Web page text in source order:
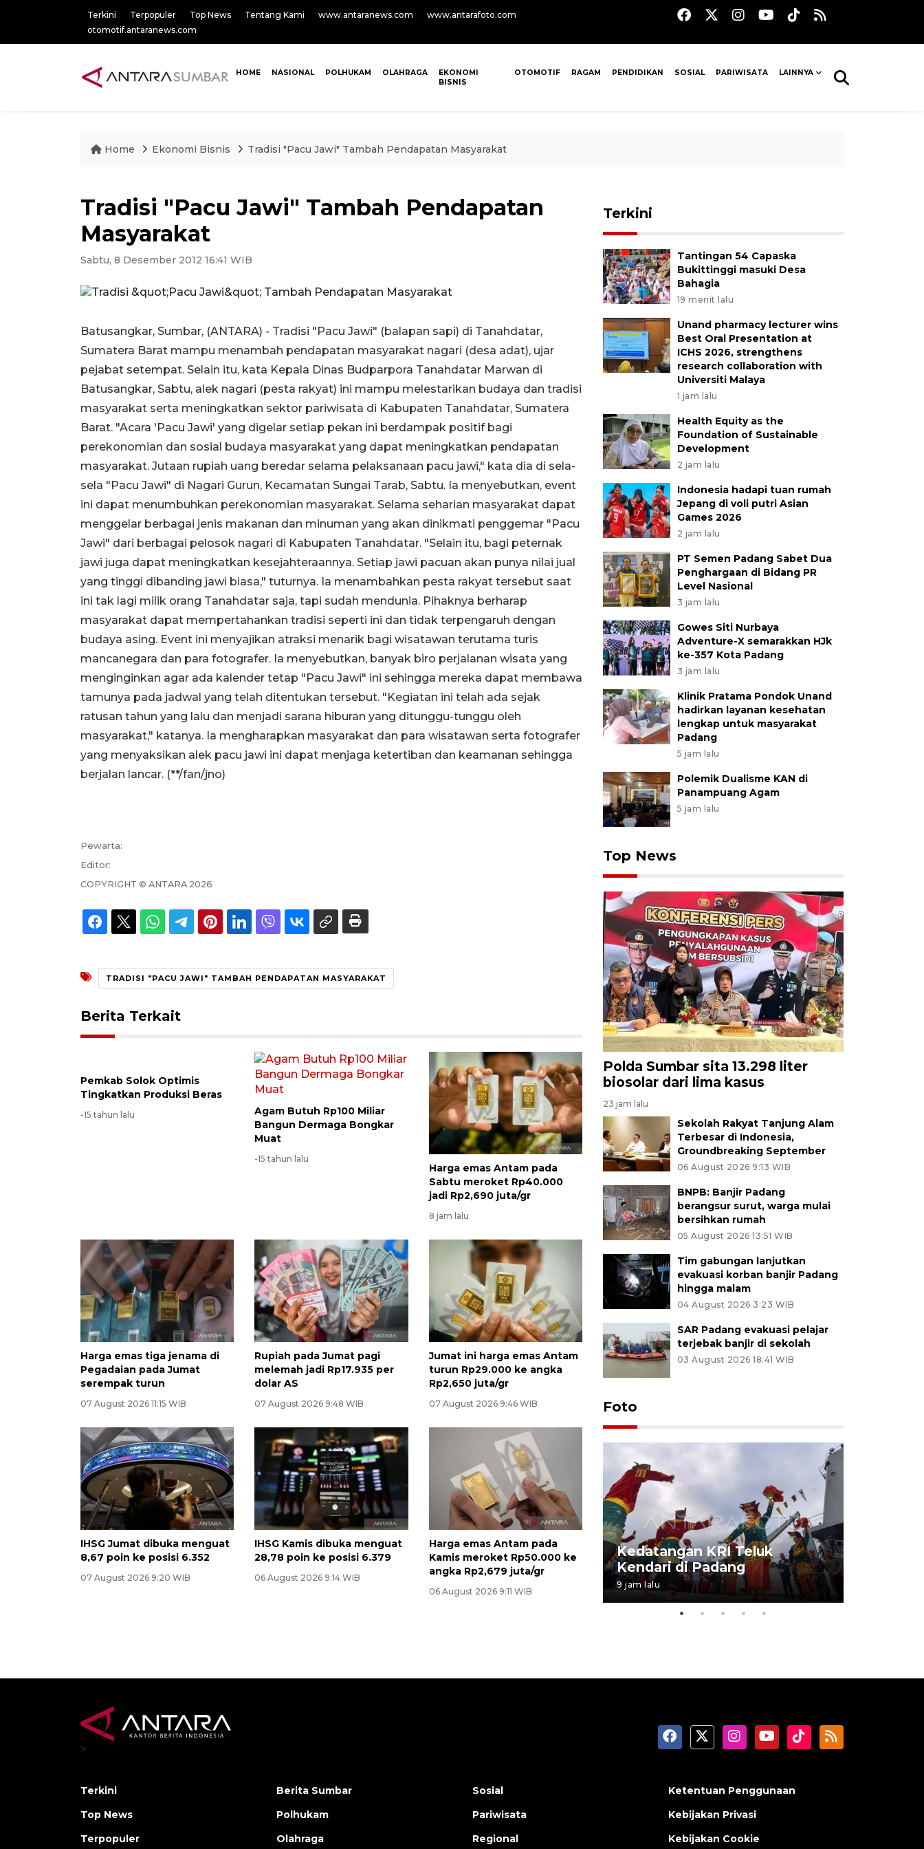
Terkini Terpopuler Top News Tentang Kami www.antaranews.com
www.antarafoto.com
otomotif.antaranews.com
HOME NASIONAL POLHUKAM OLAHRAGA
EKONOMI
BISNIS
OTOMOTIF RAGAM PENDIDIKAN SOSIAL PARIWISATA LAINNYA
Home Ekonomi Bisnis Tradisi "Pacu Jawi" Tambah Pendapatan Masyarakat
Tradisi "Pacu Jawi" Tambah Pendapatan
Masyarakat
Sabtu, 8 Desember 2012 16:41 WIB
Batusangkar, Sumbar, (ANTARA) - Tradisi "Pacu Jawi" (balapan sapi) di Tanahdatar,
Sumatera Barat mampu menambah pendapatan masyarakat nagari (desa adat), ujar
pejabat setempat. Selain itu, kata Kepala Dinas Budparpora Tanahdatar Marwan di
Batusangkar, Sabtu, alek nagari (pesta rakyat) ini mampu melestarikan budaya dan tradisi
masyarakat serta meningkatkan sektor pariwisata di Kabupaten Tanahdatar, Sumatera
Barat. "Acara 'Pacu Jawi' yang digelar setiap pekan ini berdampak positif bagi
perekonomian dan sosial budaya masyarakat yang dapat meningkatkan pendapatan
masyarakat. Jutaan rupiah uang beredar selama pelaksanaan pacu jawi," kata dia di sela-
sela "Pacu Jawi" di Nagari Gurun, Kecamatan Sungai Tarab, Sabtu. Ia menyebutkan, event
ini dapat menumbuhkan perekonomian masyarakat. Selama seharian masyarakat dapat
menggelar berbagai jenis makanan dan minuman yang akan dinikmati penggemar "Pacu
Jawi" dari berbagai pelosok nagari di Kabupaten Tanahdatar. "Selain itu, bagi peternak
jawi juga dapat meningkatkan kesejahteraannya. Setiap jawi pacuan akan punya nilai jual
yang tinggi dibanding jawi biasa," tuturnya. Ia menambahkan pesta rakyat tersebut saat
ini tak lagi milik orang Tanahdatar saja, tapi sudah mendunia. Pihaknya berharap
masyarakat dapat mempertahankan tradisi seperti ini dan tidak terpengaruh dengan
budaya asing. Event ini menyajikan atraksi menarik bagi wisatawan terutama turis
mancanegara dan para fotografer. Ia menyebutkan, banyak biro perjalanan wisata yang
menginginkan agar ada kalender tetap "Pacu Jawi" ini sehingga mereka dapat membawa
tamunya pada jadwal yang telah ditentukan tersebut. "Kegiatan ini telah ada sejak
ratusan tahun yang lalu dan menjadi sarana hiburan yang ditunggu-tunggu oleh
masyarakat," katanya. Ia mengharapkan masyarakat dan para wisatawan serta fotografer
yang menyaksikan alek pacu jawi ini dapat menjaga ketertiban dan keamanan sehingga
berjalan lancar. (**/fan/jno)
Pewarta:
Editor:
COPYRIGHT © ANTARA 2026
TRADISI "PACU JAWI" TAMBAH PENDAPATAN MASYARAKAT
Berita Terkait
Pemkab Solok Optimis
Tingkatkan Produksi Beras
-15 tahun lalu
Agam Butuh Rp100 Miliar
Bangun Dermaga Bongkar
Muat
-15 tahun lalu
Harga emas Antam pada
Sabtu meroket Rp40.000
jadi Rp2,690 juta/gr
8 jam lalu
Harga emas tiga jenama di
Pegadaian pada Jumat
serempak turun
07 August 2026 11:15 WIB
Rupiah pada Jumat pagi
melemah jadi Rp17.935 per
dolar AS
07 August 2026 9:48 WIB
Jumat ini harga emas Antam
turun Rp29.000 ke angka
Rp2,650 juta/gr
07 August 2026 9:46 WIB
IHSG Jumat dibuka menguat
8,67 poin ke posisi 6.352
07 August 2026 9:20 WIB
IHSG Kamis dibuka menguat
28,78 poin ke posisi 6.379
06 August 2026 9:14 WIB
Harga emas Antam pada
Kamis meroket Rp50.000 ke
angka Rp2,679 juta/gr
06 August 2026 9:11 WIB
Terkini
Tantingan 54 Capaska
Bukittinggi masuki Desa
Bahagia
19 menit lalu
Unand pharmacy lecturer wins
Best Oral Presentation at
ICHS 2026, strengthens
research collaboration with
Universiti Malaya
1 jam lalu
Health Equity as the
Foundation of Sustainable
Development
2 jam lalu
Indonesia hadapi tuan rumah
Jepang di voli putri Asian
Games 2026
2 jam lalu
PT Semen Padang Sabet Dua
Penghargaan di Bidang PR
Level Nasional
3 jam lalu
Gowes Siti Nurbaya
Adventure-X semarakkan HJk
ke-357 Kota Padang
3 jam lalu
Klinik Pratama Pondok Unand
hadirkan layanan kesehatan
lengkap untuk masyarakat
Padang
5 jam lalu
Polemik Dualisme KAN di
Panampuang Agam
5 jam lalu
Top News
Polda Sumbar sita 13.298 liter
biosolar dari lima kasus
23 jam lalu
Sekolah Rakyat Tanjung Alam
Terbesar di Indonesia,
Groundbreaking September
06 August 2026 9:13 WIB
BNPB: Banjir Padang
berangsur surut, warga mulai
bersihkan rumah
05 August 2026 13:51 WIB
Tim gabungan lanjutkan
evakuasi korban banjir Padang
hingga malam
04 August 2026 3:23 WIB
SAR Padang evakuasi pelajar
terjebak banjir di sekolah
03 August 2026 18:41 WIB
Foto
Penggantian konstruksi jalan
Lintas Sumatera di Sumbar
Kedatangan KRI Teluk
Kendari di Padang
9 jam lalu
>
Terkini
Top News
Terpopuler
Berita Sumbar
Polhukam
Olahraga
Sosial
Pariwisata
Regional
Ketentuan Penggunaan
Kebijakan Privasi
Kebijakan Cookie